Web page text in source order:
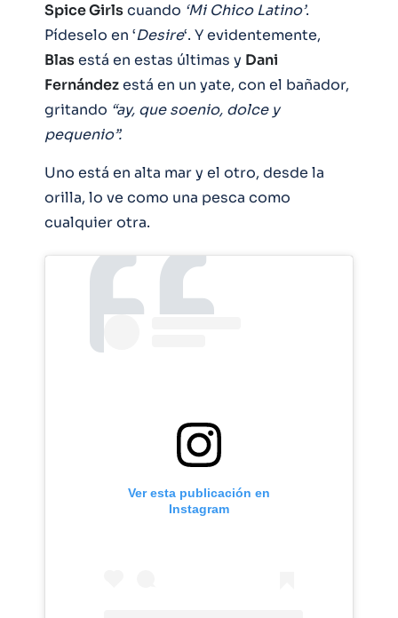
Spice Girlscuando ‘Mi Chico Latino’.
Pídeselo en ‘Desire‘. Y evidentemente,
Blasestá en estas últimas y Dani
Fernándezestá en un yate, con el bañador,
gritando “ay, que soenio, dolce y
pequenio”.
Uno está en alta mar y el otro, desde la
orilla, lo ve como una pesca como
cualquier otra.
Ver esta publicación en
Instagram